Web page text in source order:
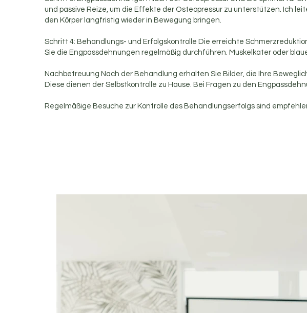
und passive Reize, um die Effekte der Osteopressur zu unterstützen. Ich
den Körper langfristig wieder in Bewegung bringen.
Schritt 4: Behandlungs- und Erfolgskontrolle Die erreichte
Sie die Engpassdehnungen regelmäßig durchführen. Muskelkater oder
Nachbetreuung Nach der Behandlung erhalten Sie Bilder, die Ihre
Diese dienen der Selbstkontrolle zu Hause. Bei Fragen zu den
Regelmäßige Besuche zur Kontrolle des Behandlungserfolgs sind